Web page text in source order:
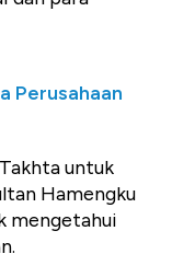
Perusahaan
untuk
Hamengku
mengetahui